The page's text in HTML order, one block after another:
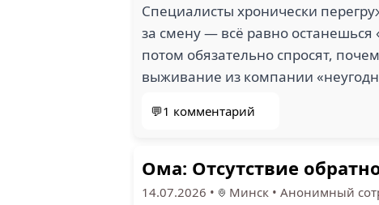
Специалисты хронически
за смену — всё равно
потом обязательно спросят,
выживание из компании
💬1 комментарий
Ома: Отсутствие
14.07.2026 • Минск • Анонимный